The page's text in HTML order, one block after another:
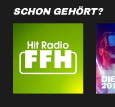
SCHON GEHÖRT?